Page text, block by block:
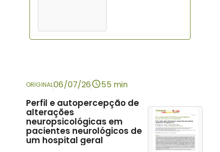
ORIGINAL06/07/26 55 min
Perfil e autopercepção de
alterações
neuropsicológicas em
pacientes neurológicos de
um hospital geral